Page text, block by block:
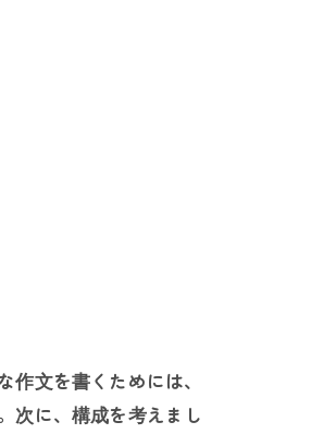
文を書くためには、
次に、構成を考えまし